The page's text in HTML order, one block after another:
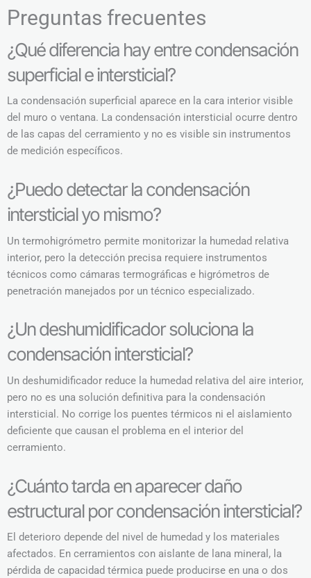
Preguntas frecuentes
¿Qué diferencia hay entre condensación
superficial e intersticial?
La condensación superficial aparece en la cara interior visible
del muro o ventana. La condensación intersticial ocurre dentro
de las capas del cerramiento y no es visible sin instrumentos
de medición específicos.
¿Puedo detectar la condensación
intersticial yo mismo?
Un termohigrómetro permite monitorizar la humedad relativa
interior, pero la detección precisa requiere instrumentos
técnicos como cámaras termográficas e higrómetros de
penetración manejados por un técnico especializado.
¿Un deshumidificador soluciona la
condensación intersticial?
Un deshumidificador reduce la humedad relativa del aire interior,
pero no es una solución definitiva para la condensación
intersticial. No corrige los puentes térmicos ni el aislamiento
deficiente que causan el problema en el interior del
cerramiento.
¿Cuánto tarda en aparecer daño
estructural por condensación intersticial?
El deterioro depende del nivel de humedad y los materiales
afectados. En cerramientos con aislante de lana mineral, la
pérdida de capacidad térmica puede producirse en una o dos